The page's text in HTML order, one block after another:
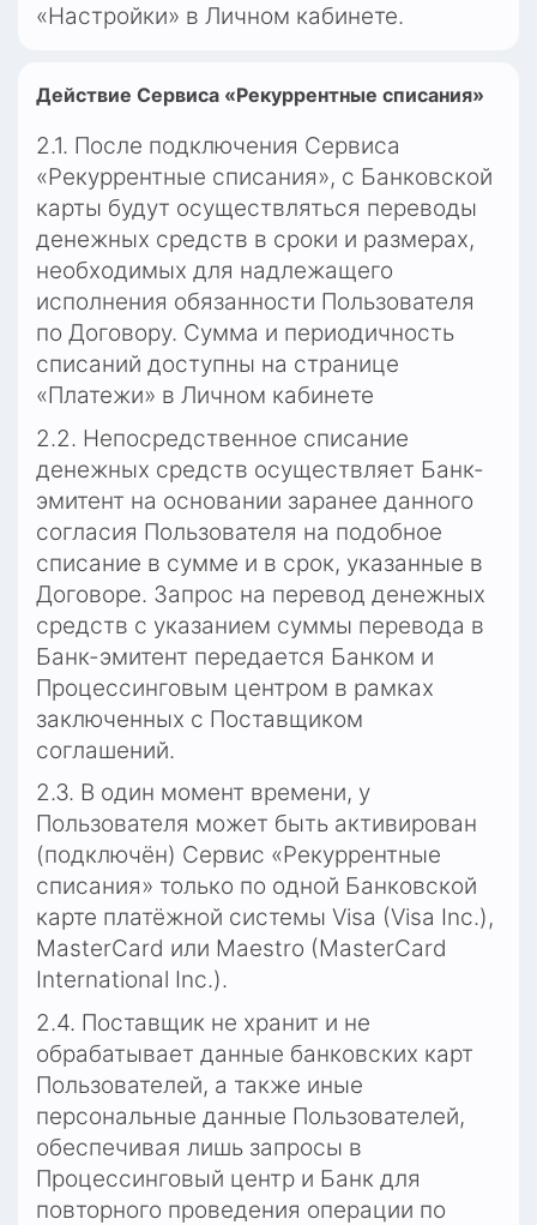
«Настройки» в Личном кабинете.
Действие Сервиса «Рекуррентные списания»
2.1. После подключения Сервиса
«Рекуррентные списания», с Банковской
карты будут осуществляться переводы
денежных средств в сроки и размерах,
необходимых для надлежащего
исполнения обязанности Пользователя
по Договору. Сумма и периодичность
списаний доступны на странице
«Платежи» в Личном кабинете
2.2. Непосредственное списание
денежных средств осуществляет Банк-
эмитент на основании заранее данного
согласия Пользователя на подобное
списание в сумме и в срок, указанные в
Договоре. Запрос на перевод денежных
средств с указанием суммы перевода в
Банк-эмитент передается Банком и
Процессинговым центром в рамках
заключенных с Поставщиком
соглашений.
2.3. В один момент времени, у
Пользователя может быть активирован
(подключён) Сервис «Рекуррентные
списания» только по одной Банковской
карте платёжной системы Visa (Visa Inc.),
MasterCard или Maestro (MasterCard
International Inc.).
2.4. Поставщик не хранит и не
обрабатывает данные банковских карт
Пользователей, а также иные
персональные данные Пользователей,
обеспечивая лишь запросы в
Процессинговый центр и Банк для
повторного проведения операции по